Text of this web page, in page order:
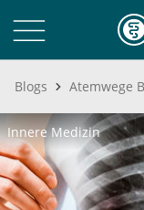
Blogs Atemwege
Innere Medizin